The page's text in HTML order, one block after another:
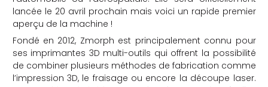
lancée le 20 avril prochain mais voici un rapide premier
aperçu de la machine !
Fondé en 2012, Zmorph est principalement connu pour
ses imprimantes 3D multi-outils qui offrent la possibilité
de combiner plusieurs méthodes de fabrication comme
l’impression 3D, le fraisage ou encore la découpe laser.